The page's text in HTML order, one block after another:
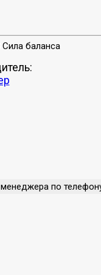
по